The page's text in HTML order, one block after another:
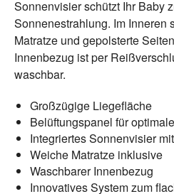
Sonnenvisier schützt Ihr Baby
Sonnenestrahlung. Im Inneren
Matratze und gepolsterte
Innenbezug ist per
waschbar.
Großzügige Liegefläche
Belüftungspanel für
Integriertes Sonnenvisier
Weiche Matratze inklusive
Waschbarer Innenbezug
Innovatives System zum